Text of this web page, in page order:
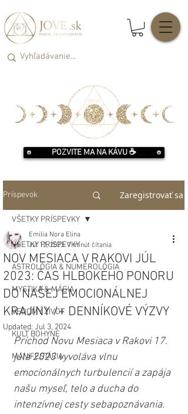
POZVITE MA NA KÁVU ☕️
Príspevok Zaregistrovať sa
VŠETKY PRÍSPEVKY
ASTROLÓGIA & NUMEROLÓGIA
MYSTIKA & MÁGIA
VEDOMÝ ŽIVOT
KULT BOHYNE
MANIFESTÁCIA
VŠETKY PRÍSPEVKY
NOV MESIACA V RAKOVI JÚL
2023: ČAS HLBOKÉHO PONORU
DO NAŠEJ EMOCIONÁLNEJ
KRAJINY /+ DENNÍKOVÉ VÝZVY
Emilia Nora Elina
Jul 12, 2023 7 minút čítania
Updated: Jul 3, 2024
Príchod Novu Mesiaca v Rakovi 17.
júla 2023 vyvoláva vlnu
emocionálnych turbulencií a zapája
našu myseľ, telo a ducha do
intenzívnej cesty sebapoznávania.